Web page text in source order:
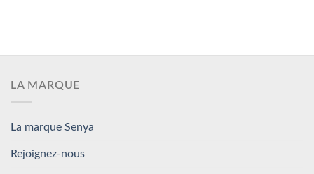
LA MARQUE
La marque Senya
Rejoignez-nous